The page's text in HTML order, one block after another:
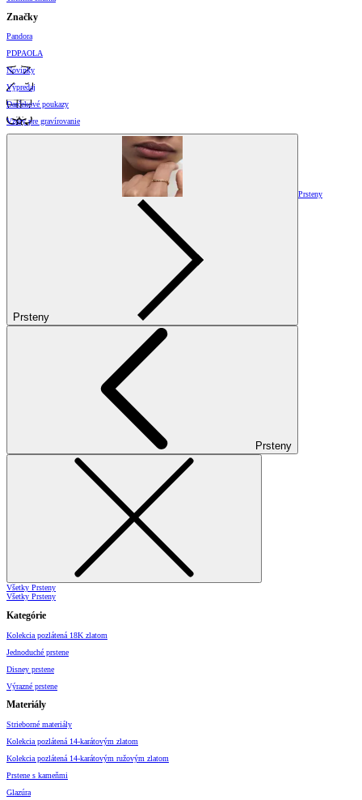
Značky
Pandora
PDPAOLA
Novinky
Výpredaj
Darčekové poukazy
Vzory pre gravírovanie
Prsteny
Prsteny
Prsteny
Všetky Prsteny
Všetky Prsteny
Kategórie
Kolekcia pozlátená 18K zlatom
Jednoduché prstene
Disney prstene
Výrazné prstene
Materiály
Strieborné materiály
Kolekcia pozlátená 14-karátovým zlatom
Kolekcia pozlátená 14-karátovým ružovým zlatom
Prstene s kameňmi
Glazúra